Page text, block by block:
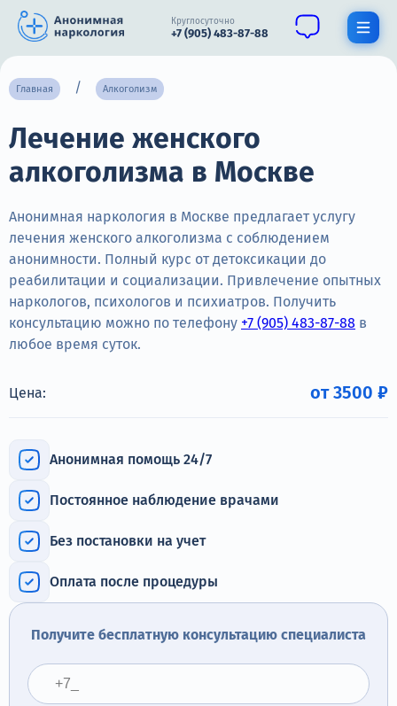
Круглосуточно
+7 (905) 483-87-88
О нас
Наркомания
Нарколог
Стационар
Психиатрия
Круглосуточно, анонимно
Главная Алкоголизм
Лечение женского
алкоголизма в Москве
Анонимная наркология в Москве предлагает услугу
лечения женского алкоголизма с соблюдением
анонимности. Полный курс от детоксикации до
реабилитации и социализации. Привлечение опытных
наркологов, психологов и психиатров. Получить
консультацию можно по телефону +7 (905) 483-87-88 в
любое время суток.
Цена: от 3500 ₽
Анонимная помощь 24/7
Постоянное наблюдение врачами
Без постановки на учет
Оплата после процедуры
Получите бесплатную консультацию специалиста